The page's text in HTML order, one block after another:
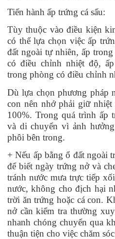
Tiến hành ấp trứng cá sấu:
Tùy thuộc vào điều kiện
có thể lựa chọn việc ấp
đất ngoài tự nhiên, ấp
có điều chỉnh nhiệt độ,
trong phòng có điều chỉnh
Dù lựa chọn phương pháp
con nên nhớ phải giữ
100%. Trong quá trình ấp
và di chuyển vì ảnh
phôi bên trong.
+ Nếu ấp bằng ổ đất ngoài
để biết ngày trứng nở và
tránh nước mưa trực tiếp
nước, không cho địch hại
trời ăn trứng hoặc cá con.
nở cần kiểm tra thường
nhanh chóng chuyển qua
thuận tiện cho việc chăm